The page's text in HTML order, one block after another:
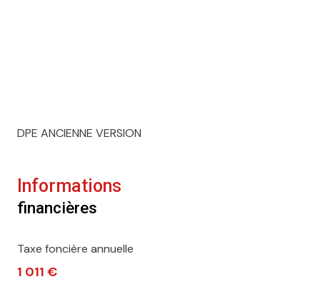
DPE ANCIENNE VERSION
Informations
financières
Taxe foncière annuelle
1 011 €